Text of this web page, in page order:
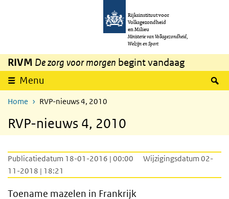
Overslaan en naar de inhoud gaan
Rijksinstituut voor
Volksgezondheid
en Milieu
Ministerie van Volksgezondheid,
Welzijn en Sport
RIVM De zorg voor morgen begint vandaag
Menu
Home RVP-nieuws 4, 2010
RVP-nieuws 4, 2010
Publicatiedatum 18-01-2016 | 00:00
Wijzigingsdatum 02-
11-2018 | 18:21
Toename mazelen in Frankrijk